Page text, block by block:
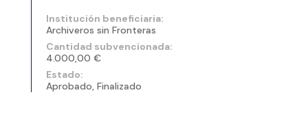
Institución beneficiaria:
Archiveros sin Fronteras
Cantidad subvencionada:
4.000,00 €
Estado:
Aprobado, Finalizado